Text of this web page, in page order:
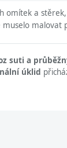
omítek a
muselo malovat
suti a
úklid